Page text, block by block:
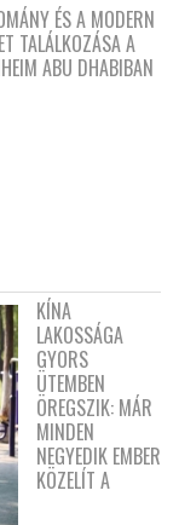
ÉS A MODERN
TALÁLKOZÁSA A
ABU DHABIBAN
KÍNA
LAKOSSÁGA
GYORS
ÜTEMBEN
ÖREGSZIK: MÁR
MINDEN
NEGYEDIK EMBER
KÖZELÍT A